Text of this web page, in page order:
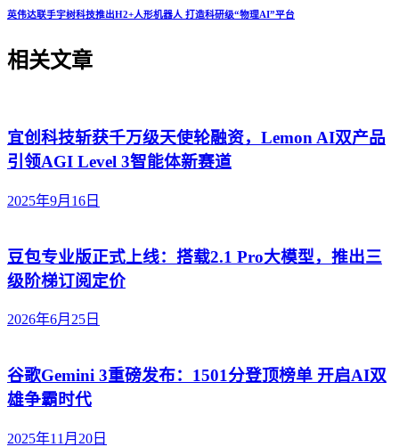
英伟达联手宇树科技推出H2+人形机器人 打造科研级“物理AI”平台
相关文章
宜创科技斩获千万级天使轮融资，Lemon AI双产品
引领AGI Level 3智能体新赛道
2025年9月16日
豆包专业版正式上线：搭载2.1 Pro大模型，推出三
级阶梯订阅定价
2026年6月25日
谷歌Gemini 3重磅发布：1501分登顶榜单 开启AI双
雄争霸时代
2025年11月20日